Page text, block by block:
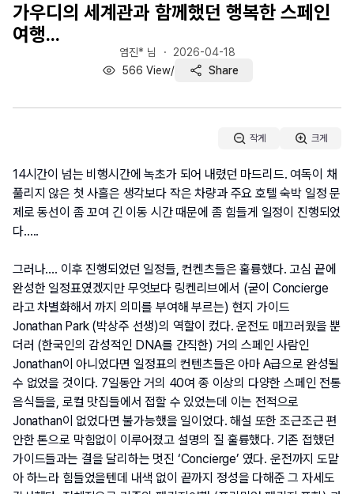
가우디의 세계관과 함께했던 행복한 스페인
여행...
염진* 님 ・ 2026-04-18
566 View/ Share
작게 크게
14시간이 넘는 비행시간에 녹초가 되어 내렸던 마드리드. 여독이 채
풀리지 않은 첫 사흘은 생각보다 작은 차량과 주요 호텔 숙박 일정 문
제로 동선이 좀 꼬여 긴 이동 시간 때문에 좀 힘들게 일정이 진행되었
다…..
그러나…. 이후 진행되었던 일정들, 컨켄츠들은 훌륭했다. 고심 끝에
완성한 일정표였겠지만 무엇보다 링켄리브에서 (굳이 Concierge
라고 차별화해서 까지 의미를 부여해 부르는) 현지 가이드
Jonathan Park (박상주 선생)의 역할이 컸다. 운전도 매끄러웠을 뿐
더러 (한국인의 감성적인 DNA를 간직한) 거의 스페인 사람인
Jonathan이 아니었다면 일정표의 컨텐츠들은 아마 A급으로 완성될
수 없었을 것이다. 7일동안 거의 40여 종 이상의 다양한 스페인 전통
음식들을, 로컬 맛집들에서 접할 수 있었는데 이는 전적으로
Jonathan이 없었다면 불가능했을 일이었다. 해설 또한 조근조근 편
안한 톤으로 막힘없이 이루어졌고 설명의 질 훌륭했다. 기존 접했던
가이드들과는 결을 달리하는 멋진 ‘Concierge’ 였다. 운전까지 도맡
아 하느라 힘들었을텐데 내색 없이 끝까지 정성을 다해준 그 자세도